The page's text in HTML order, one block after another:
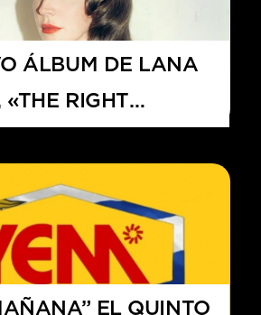
ÁLBUM DE LANA
«THE RIGHT
EL QUINTO